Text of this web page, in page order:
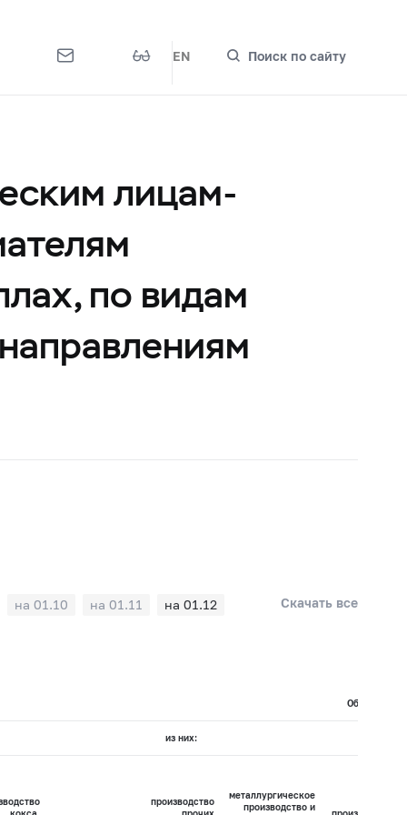
EN Поиск по сайту
лицам-
по видам
на 01.10 на 01.11 на 01.12 Скачать все
Объемы
из них:
производство
металлургическое
производство и